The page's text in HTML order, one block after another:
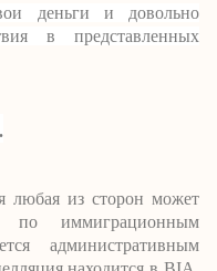
деньги и довольно
в представленных
любая из сторон может
иммиграционным
административным